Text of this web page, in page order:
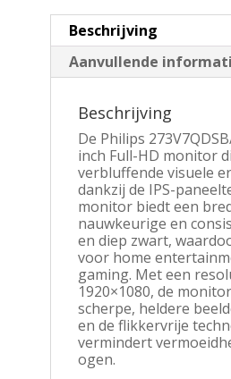
Beschrijving
Aanvullende
Beschrijving
De Philips
inch Full-HD monitor
verbluffende visuele
dankzij de IPS-
monitor biedt een
nauwkeurige en
en diep zwart,
voor home
gaming. Met een
1920×1080, de
scherpe, heldere
en de flikkervrije
vermindert
ogen.